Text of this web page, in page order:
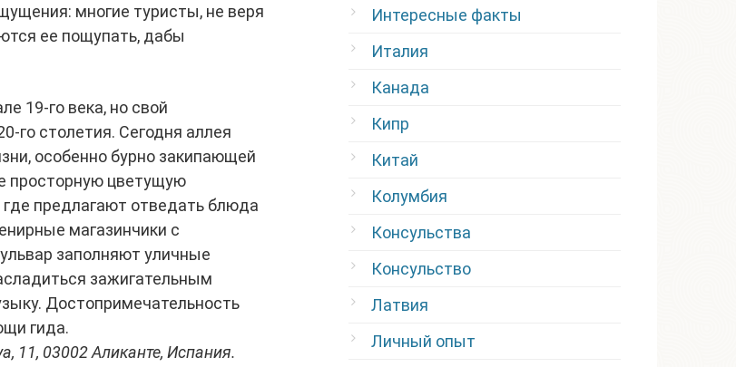
многие туристы, не веря
ее пощупать, дабы
19-го века, но свой
го столетия. Сегодня аллея
особенно бурно закипающей
просторную цветущую
предлагают отведать блюда
магазинчики с
заполняют уличные
зажигательным
Достопримечательность
гида.
11, 03002 Аликанте, Испания.
Интересные факты
Италия
Канада
Кипр
Китай
Колумбия
Консульства
Консульство
Латвия
Личный опыт